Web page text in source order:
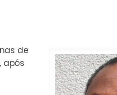
de
após